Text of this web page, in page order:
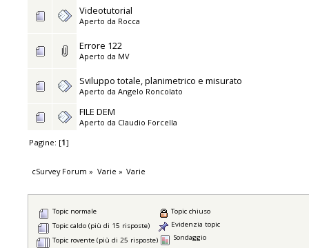
Videotutorial
Aperto da Rocca
Errore 122
Aperto da MV
Sviluppo totale, planimetrico e misurato
Aperto da Angelo Roncolato
FILE DEM
Aperto da Claudio Forcella
Pagine: [1]
cSurvey Forum » Varie » Varie
Topic normale
Topic caldo (più di 15 risposte)
Topic rovente (più di 25 risposte)
Topic chiuso
Evidenzia topic
Sondaggio